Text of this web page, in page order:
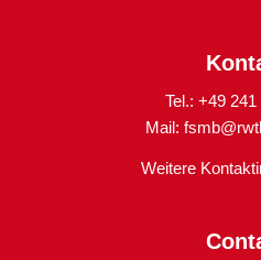
Tel.: +49
Mail:
Weitere